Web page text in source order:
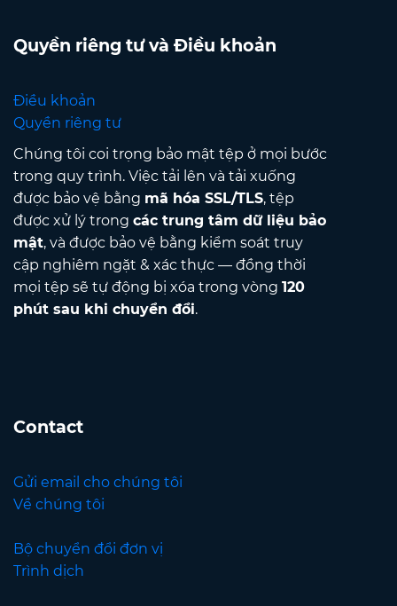
Quyền riêng tư và Điều khoản
Điều khoản
Quyền riêng tư
Chúng tôi coi trọng bảo mật tệp ở mọi bước
trong quy trình. Việc tải lên và tải xuống
được bảo vệ bằng mã hóa SSL/TLS, tệp
được xử lý trong các trung tâm dữ liệu bảo
mật, và được bảo vệ bằng kiểm soát truy
cập nghiêm ngặt & xác thực — đồng thời
mọi tệp sẽ tự động bị xóa trong vòng 120
phút sau khi chuyển đổi.
Contact
Gửi email cho chúng tôi
Về chúng tôi
Bộ chuyển đổi đơn vị
Trình dịch